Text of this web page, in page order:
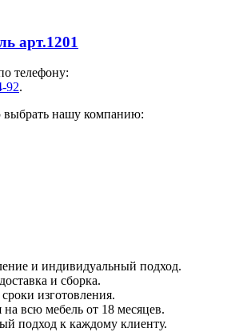
арт.1201
телефону:
92.
нашу компанию:
и индивидуальный подход.
и сборка.
изготовления.
на всю мебель от 18 месяцев.
подход к каждому клиенту.